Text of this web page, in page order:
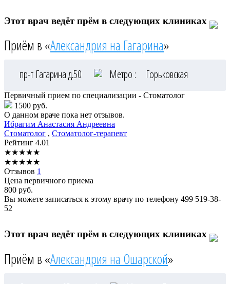
Этот врач ведёт прём в следующих клиниках
Приём в «Александрия на Гагарина»
пр-т Гагарина д.50 Метро : Горьковская
Первичный прием по специализации - Стоматолог
1500 руб.
О данном враче пока нет отзывов.
Ибрагим Анастасия Андреевна
Стоматолог , Стоматолог-терапевт
Рейтинг 4.01
★★★★★
★★★★★
Отзывов 1
Цена первичного приема
800 руб.
Вы можете записаться к этому врачу по телефону 499 519-38-
52
Этот врач ведёт прём в следующих клиниках
Приём в «Александрия на Ошарской»